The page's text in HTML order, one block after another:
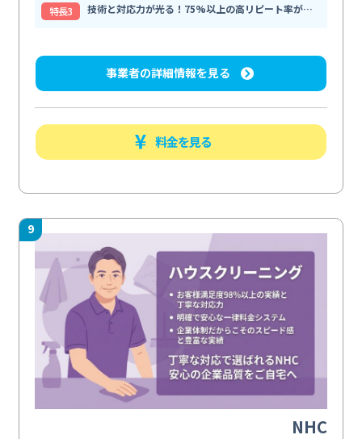
特⻑3
技術と対応力が光る！75%以上の高リピート率が信頼の証
事業者の詳細情報を見る
料金を見る
9
NHC